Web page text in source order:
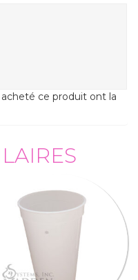
ce produit ont la